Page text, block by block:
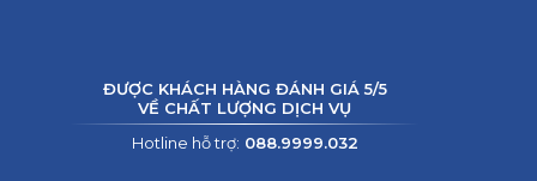
ĐƯỢC KHÁCH HÀNG ĐÁNH GIÁ 5/5
VỀ CHẤT LƯỢNG DỊCH VỤ
Hotline hỗ trợ: 088.9999.032